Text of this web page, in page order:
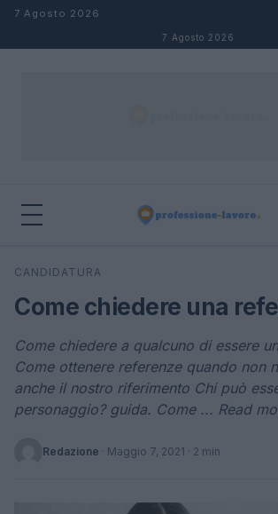
Salta al contenuto
7 Agosto 2026
7 Agosto 2026
Cerca
CANDIDATURA
Come chiedere una
Come chiedere a qualcuno di essere
Come ottenere referenze quando non
anche il nostro riferimento Chi può
personaggio? guida. Come ... Read
Redazione · Maggio 7, 2021 · 2 min